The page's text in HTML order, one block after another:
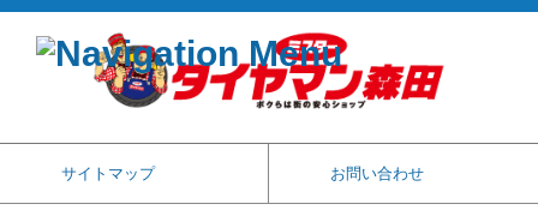
サイトマップ お問い合わせ